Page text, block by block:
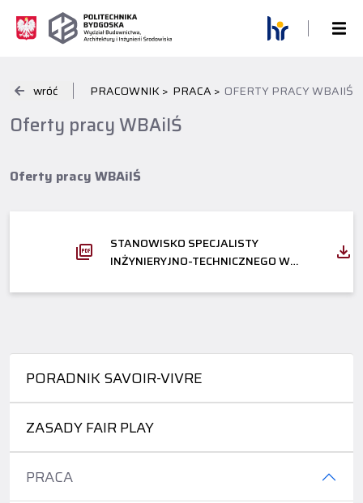
wróć PRACOWNIK > PRACA > OFERTY PRACY WBAIIŚ
PORADNIK SAVOIR-VIVRE
ZASADY FAIR PLAY
PRACA
Oferty pracy WBAiIŚ
Oferty pracy WBAiIŚ
STANOWISKO SPECJALISTY
INŻYNIERYJNO-TECHNICZNEGO W
DOŚWIADCZALNYM W WYMIARZE